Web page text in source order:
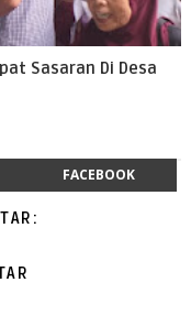
Sasaran Di Desa
FACEBOOK